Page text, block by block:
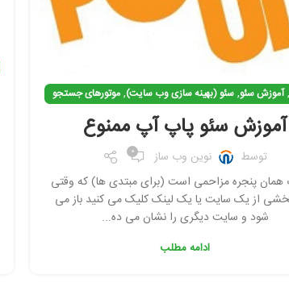
,آموزش سئو,سئو (بهینه سازی وب سایت),موتورهای جستجو
آموزش سئو پاپ آپ ممنوع
توسط نوین وب ساز 0
همان پنجره مزاحمی است (برای مبتدی ها) که وقتی
از یک سایت یا یک لینک کلیک می کنید باز می
شود و سایت دیگری را نشان می ده...
ادامه مطلب